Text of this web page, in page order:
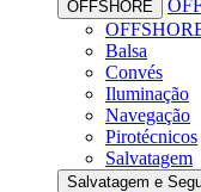
OFFSHORE
Balsa
Convés
Iluminação
Navegação
Pirotécnicos
Salvatagem
Salvatagem e